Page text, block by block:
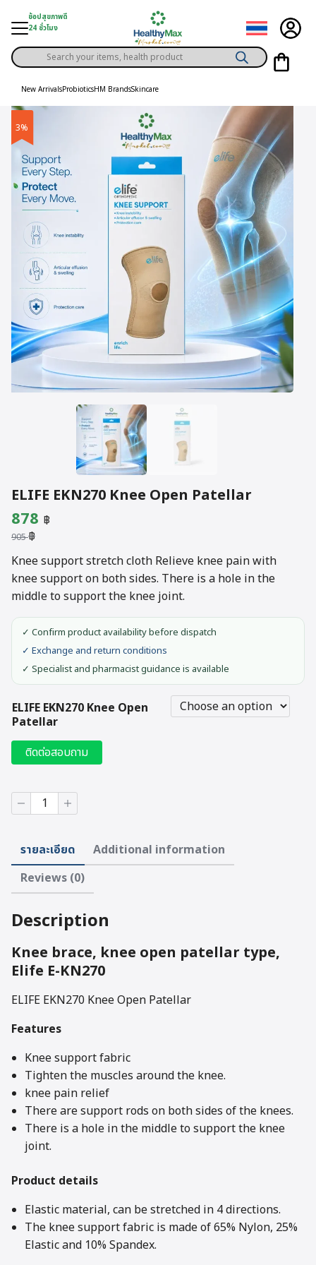
content
ช้อปสุขภาพดี
24 ชั่วโมง
Solution
Privilege
Content
Products
search
New ArrivalsProbioticsHM BrandsSkincare
3%
ELIFE EKN270 Knee Open Patellar
905฿
Original
price
was:
905 ฿.
878 ฿
is:
878 ฿.
Knee support stretch cloth Relieve knee pain with
knee support on both sides. There is a hole in the
middle to support the knee joint.
✓ Confirm product availability before dispatch
✓ Exchange and return conditions
✓ Specialist and pharmacist guidance is available
ELIFE EKN270 Knee Open
Patellar
ติดต่อสอบถาม
ELIFE
EKN270
Patellar
quantity
รายละเอียด
Additional information
Reviews (0)
Description
Knee brace, knee open patellar type,
Elife E-KN270
ELIFE EKN270 Knee Open Patellar
Features
Knee support fabric
Tighten the muscles around the knee.
knee pain relief
There are support rods on both sides of the knees.
There is a hole in the middle to support the knee
joint.
Product details
Elastic material, can be stretched in 4 directions.
The knee support fabric is made of 65% Nylon, 25%
Elastic and 10% Spandex.